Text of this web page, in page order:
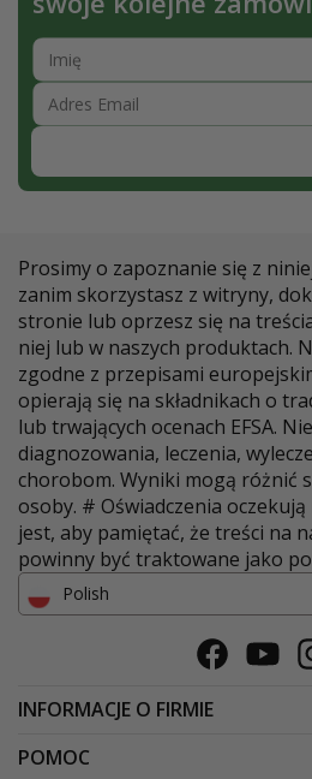
Prosimy o zapoznanie się z
zanim skorzystasz z witryny,
stronie lub oprzesz się na
niej lub w naszych produktach.
zgodne z przepisami
opierają się na składnikach o
lub trwających ocenach EFSA.
diagnozowania, leczenia,
chorobom. Wyniki mogą różnić
osoby. # Oświadczenia oczekują
jest, aby pamiętać, że treści na
powinny być traktowane jako
Polish
FacebookYoutube
INFORMACJE O FIRMIE
POMOC